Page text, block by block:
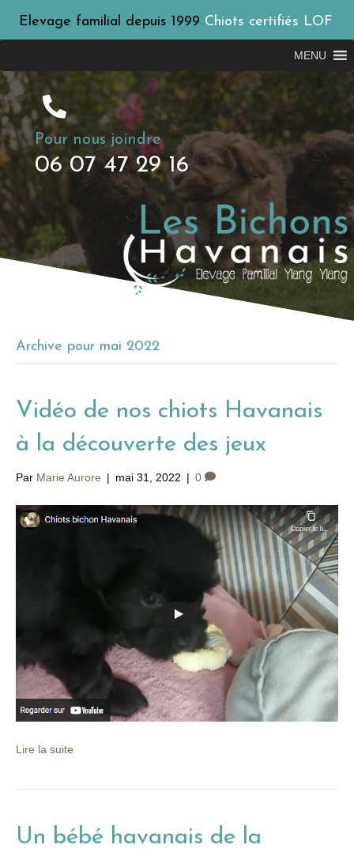
Elevage familial depuis 1999 Chiots certifiés LOF
MENU
Pour nous joindre
06 07 47 29 16
Archive pour mai 2022
Vidéo de nos chiots Havanais
à la découverte des jeux
Par Marie Aurore | mai 31, 2022 | 0
Lire la suite
Un bébé havanais de la